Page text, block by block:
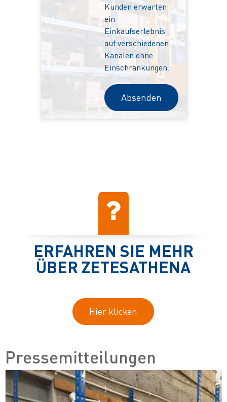
Kunden erwarten
ein
Einkaufserlebnis
auf verschiedenen
Kanälen ohne
Einschränkungen.
Absenden
ERFAHREN SIE MEHR
ÜBER ZETESATHENA
Hier klicken
Pressemitteilungen